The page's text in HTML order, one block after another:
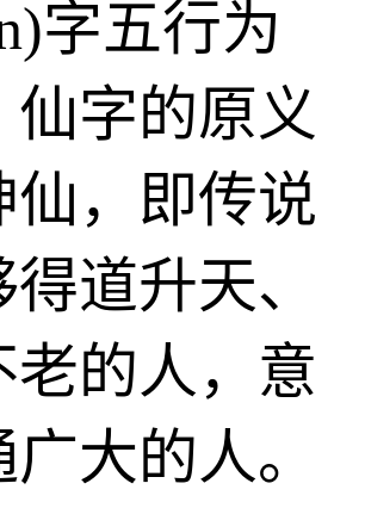
字五行为
仙字的原义
仙，即传说
道升天、
老的人，意
大的人。